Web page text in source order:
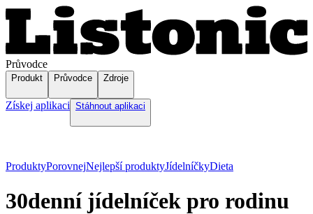
Průvodce
Produkt Průvodce Zdroje
Získej aplikaci Stáhnout aplikaci
ProduktyPorovnejNejlepší produktyJídelníčkyDieta
30denní jídelníček pro rodinu